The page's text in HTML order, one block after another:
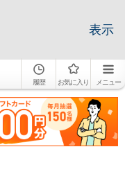
表示
履歴 お気に入り メニュー